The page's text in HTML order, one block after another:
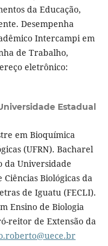
da Educação,
Desempenha
Intercampi em
de Trabalho,
eletrônico:
Estadual
em Bioquímica
(UFRN). Bacharel
da Universidade
Biológicas da
de Iguatu (FECLI).
Ensino de Biologia
reitor de Extensão da